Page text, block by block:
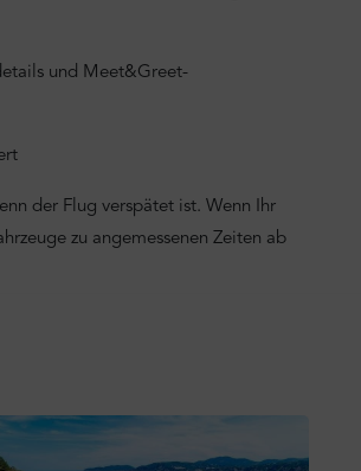
und Meet&Greet-
der Flug verspätet ist. Wenn Ihr
zu angemessenen Zeiten ab